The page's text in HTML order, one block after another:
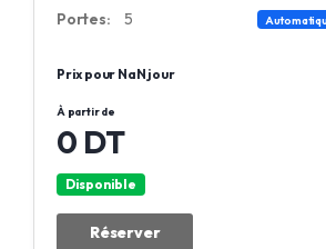
Portes:
5
Prix pour NaN jour
À partir de
0 DT
Disponible
Réserver